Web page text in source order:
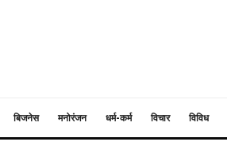
बिजनेस मनोरंजन धर्म-कर्म विचार विविध